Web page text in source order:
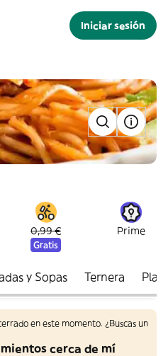
Iniciar sesión
0,99 €
Gratis
Prime
y Sopas Ternera
en este momento. ¿Buscas un
cerca de mí